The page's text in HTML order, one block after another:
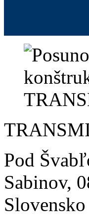
Pod
Sabinov,
Slovensko